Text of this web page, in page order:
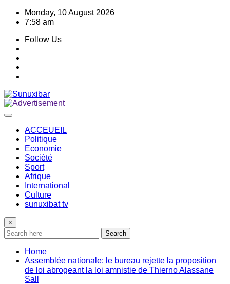
Skip
Monday, 10 August 2026
7:58 am
Follow Us
ACCEUEIL
Politique
Economie
Société
Sport
Afrique
International
Culture
sunuxibat tv
×
Search
Home
Assemblée nationale: le bureau rejette la proposition
de loi abrogeant la loi amnistie de Thierno Alassane
Sall